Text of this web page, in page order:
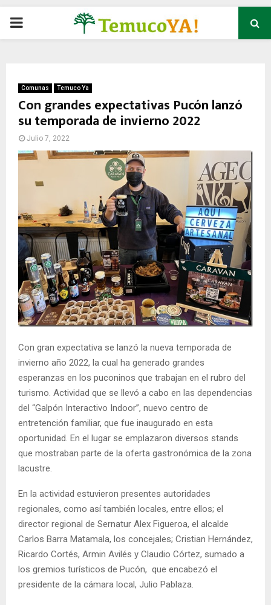
P
M
A
Y
M
N
U
Comunas Temuco Ya
Con grandes expectativas Pucón lanzó
su temporada de invierno 2022
Julio 7, 2022
Con gran expectativa se lanzó la nueva temporada de
invierno año 2022, la cual ha generado grandes
esperanzas en los puconinos que trabajan en el rubro del
turismo. Actividad que se llevó a cabo en las dependencias
del “Galpón Interactivo Indoor”, nuevo centro de
entretención familiar, que fue inaugurado en esta
oportunidad. En el lugar se emplazaron diversos stands
que mostraban parte de la oferta gastronómica de la zona
lacustre.
En la actividad estuvieron presentes autoridades
regionales, como así también locales, entre ellos; el
director regional de Sernatur Alex Figueroa, el alcalde
Carlos Barra Matamala, los concejales; Cristian Hernández,
Ricardo Cortés, Armin Avilés y Claudio Córtez, sumado a
los gremios turísticos de Pucón, que encabezó el
presidente de la cámara local, Julio Pablaza.